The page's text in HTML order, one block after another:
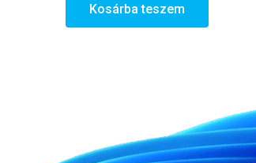
Kosárba teszem